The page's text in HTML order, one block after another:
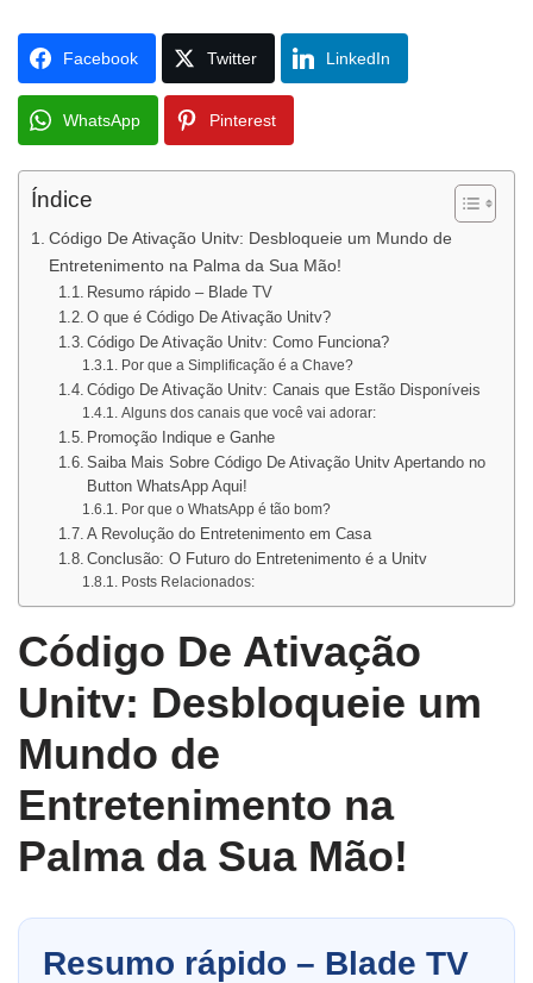
Facebook Twitter LinkedIn
WhatsApp Pinterest
Índice
Código De Ativação Unitv: Desbloqueie um Mundo de
Entretenimento na Palma da Sua Mão!
Resumo rápido – Blade TV
O que é Código De Ativação Unitv?
Código De Ativação Unitv: Como Funciona?
Por que a Simplificação é a Chave?
Código De Ativação Unitv: Canais que Estão Disponíveis
Alguns dos canais que você vai adorar:
Promoção Indique e Ganhe
Saiba Mais Sobre Código De Ativação Unitv Apertando no
Button WhatsApp Aqui!
Por que o WhatsApp é tão bom?
A Revolução do Entretenimento em Casa
Conclusão: O Futuro do Entretenimento é a Unitv
Posts Relacionados:
Código De Ativação
Unitv: Desbloqueie um
Mundo de
Entretenimento na
Palma da Sua Mão!
Resumo rápido – Blade TV